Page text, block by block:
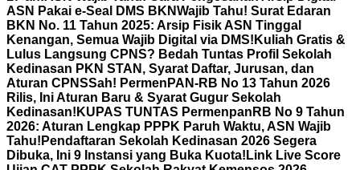
ASN Pakai e-Seal DMS BKNWajib Tahu! Surat Edaran
BKN No. 11 Tahun 2025: Arsip Fisik ASN Tinggal
Kenangan, Semua Wajib Digital via DMS! Kuliah Gratis &
Lulus Langsung CPNS? Bedah Tuntas Profil Sekolah
Kedinasan PKN STAN, Syarat Daftar, Jurusan, dan
Aturan CPNSSah! PermenPAN-RB No 13 Tahun 2026
Rilis, Ini Aturan Baru & Syarat Gugur Sekolah
Kedinasan! KUPAS TUNTAS PermenpanRB No 9 Tahun
2026: Aturan Lengkap PPPK Paruh Waktu, ASN Wajib
Tahu! Pendaftaran Sekolah Kedinasan 2026 Segera
Dibuka, Ini 9 Instansi yang Buka Kuota! Link Live Score